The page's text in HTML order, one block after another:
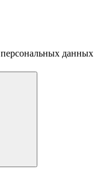
персональных данных